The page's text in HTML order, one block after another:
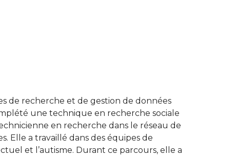
de recherche et de gestion de données
une technique en recherche sociale
en recherche dans le réseau de
Elle a travaillé dans des équipes de
et l’autisme. Durant ce parcours, elle a